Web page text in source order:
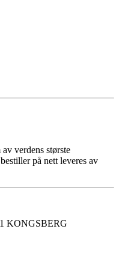
verdens største
på nett leveres av
KONGSBERG